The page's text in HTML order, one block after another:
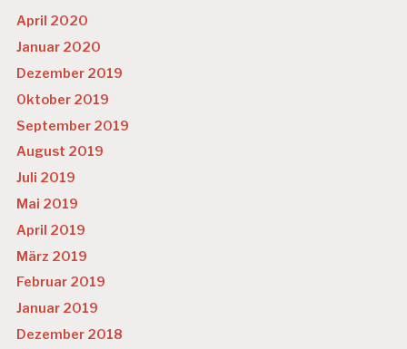
April 2020
Januar 2020
Dezember 2019
Oktober 2019
September 2019
August 2019
Juli 2019
Mai 2019
April 2019
März 2019
Februar 2019
Januar 2019
Dezember 2018